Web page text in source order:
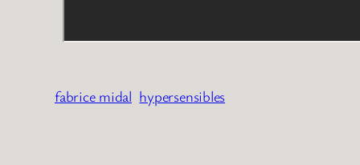
fabrice midal hypersensibles